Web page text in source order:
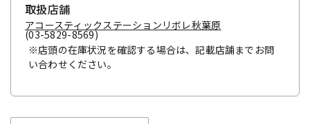
取扱店舗
アコースティックステーションリボレ秋葉原
(03-5829-8569)
※店頭の在庫状況を確認する場合は、記載店舗までお問
い合わせください。